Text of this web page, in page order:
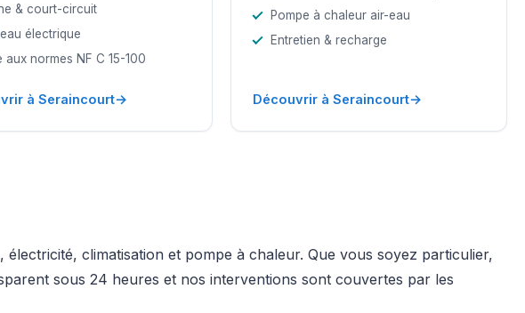
& court-circuit
électrique
aux normes NF C 15-100
à Seraincourt→
Pompe à chaleur air-eau
Entretien & recharge
Découvrir à Seraincourt→
climatisation et pompe à chaleur. Que vous soyez particulier,
sous 24 heures et nos interventions sont couvertes par les